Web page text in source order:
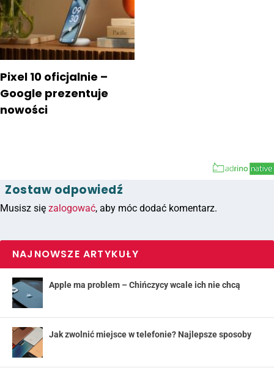
Pixel 10 oficjalnie –
Google prezentuje
nowości
Zostaw odpowiedź
Musisz się zalogować, aby móc dodać komentarz.
NAJNOWSZE ARTYKUŁY
Apple ma problem – Chińczycy wcale ich nie chcą
Jak zwolnić miejsce w telefonie? Najlepsze sposoby